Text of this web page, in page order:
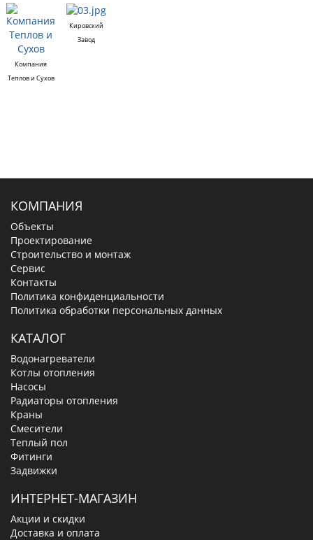
Компания
Теплов и Сухов
Кировский
Завод
КОМПАНИЯ
Объекты
Проектирование
Строительство и монтаж
Сервис
Контакты
Политика конфиденциальности
Политика обработки персональных данных
КАТАЛОГ
Водонагреватели
Котлы отопления
Насосы
Радиаторы отопления
Краны
Смесители
Теплый пол
Фитинги
Задвижки
ИНТЕРНЕТ-МАГАЗИН
Акции и скидки
Доставка и оплата